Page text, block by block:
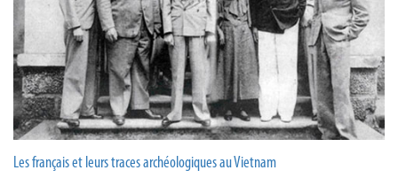
Les français et leurs traces archéologiques au Vietnam